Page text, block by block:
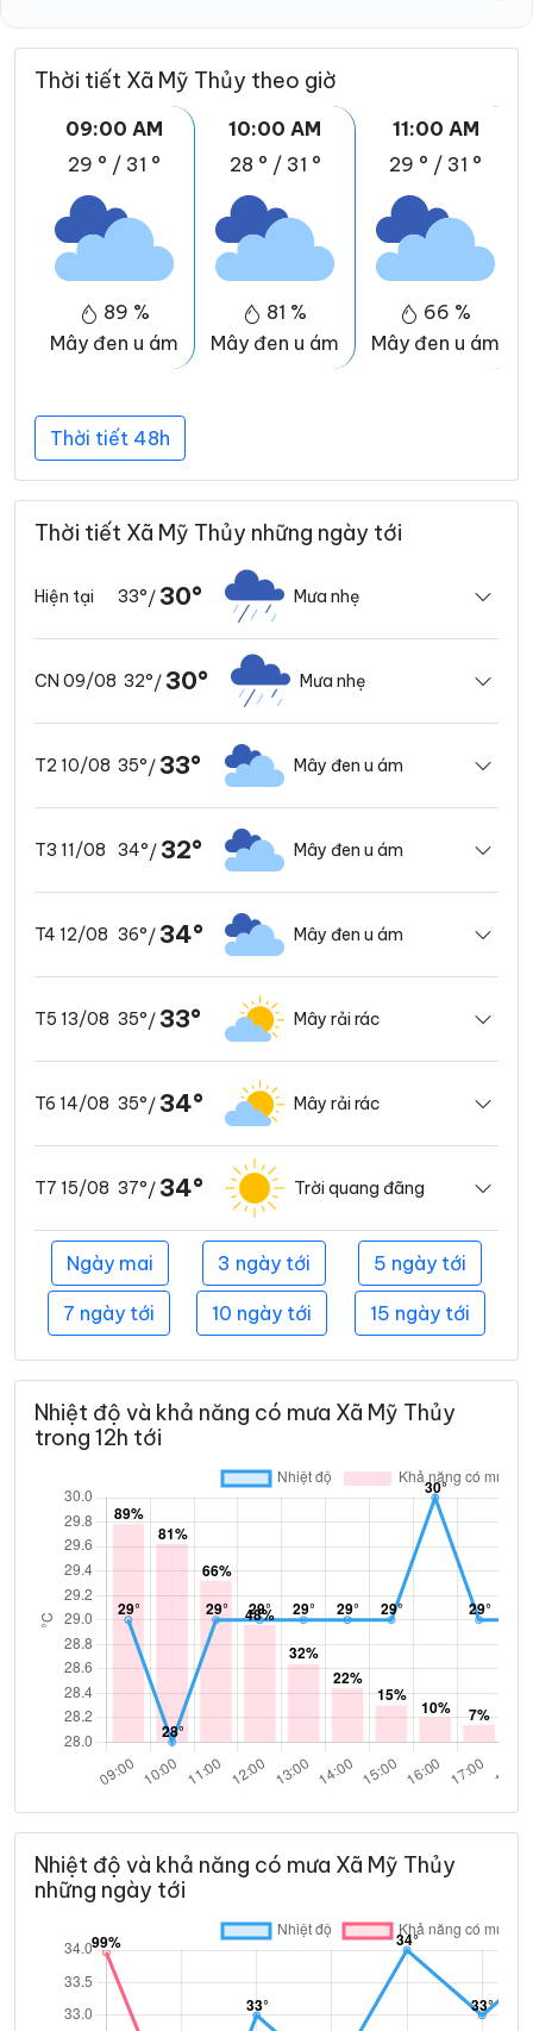
Thời tiết Xã Mỹ Thủy theo giờ
09:00 AM
29 ° / 31 °
89 %
Mây đen u ám
10:00 AM
28 ° / 31 °
81 %
Mây đen u ám
11:00 AM
29 ° / 31 °
66 %
Mây đen u ám
Thời tiết 48h
Thời tiết Xã Mỹ Thủy những ngày tới
Hiện tại 33°/ 30° Mưa nhẹ
CN 09/08 32°/ 30° Mưa nhẹ
T2 10/08 35°/ 33° Mây đen u ám
T3 11/08 34°/ 32° Mây đen u ám
T4 12/08 36°/ 34° Mây đen u ám
T5 13/08 35°/ 33° Mây rải rác
T6 14/08 35°/ 34° Mây rải rác
T7 15/08 37°/ 34° Trời quang đãng
Ngày mai 3 ngày tới 5 ngày tới
7 ngày tới 10 ngày tới 15 ngày tới
Nhiệt độ và khả năng có mưa Xã Mỹ Thủy
trong 12h tới
Nhiệt độ và khả năng có mưa Xã Mỹ Thủy
những ngày tới